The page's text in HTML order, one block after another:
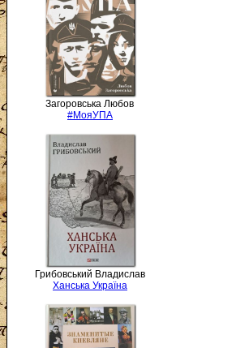
Загоровська Любов
#МояУПА
Грибовський Владислав
Ханська Україна